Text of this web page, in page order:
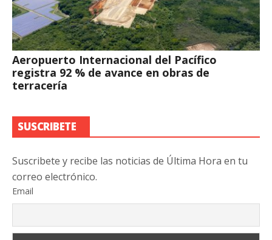
Aeropuerto Internacional del Pacífico
registra 92 % de avance en obras de
terracería
SUSCRIBETE
Suscribete y recibe las noticias de Última Hora en tu
correo electrónico.
Email